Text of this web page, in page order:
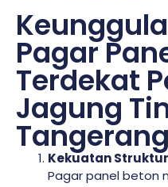
Pagar
Terdekat
Jagung
Kekuatan
Pagar panel beton